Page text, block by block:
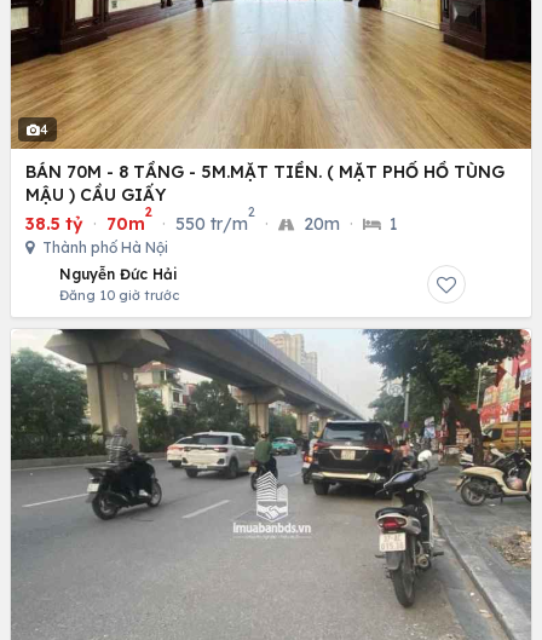
4
BÁN 70M - 8 TẦNG - 5M.MẶT TIỀN. ( MẶT PHỐ HỒ TÙNG
MẬU ) CẦU GIẤY
38.5 tỷ · 70m
2
· 550 tr/m
2
· 20m · 1
Thành phố Hà Nội
Nguyễn Đức Hải
Đăng 10 giờ trước